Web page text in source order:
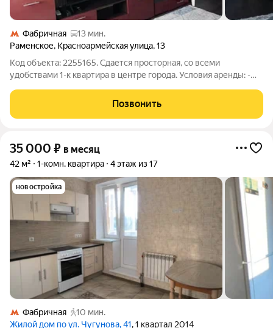
Фабричная
13 мин.
Раменское, Красноармейская улица,13
Код объекта: 2255165. Сдается просторная, со всеми
удобствами 1-к квартира в центре города. Условия аренды: -
сдавалась -Оплата 30. 000 рублей + вся КУ + залог
Позвонить
35 000 ₽ в месяц
42 м² 1-комн. квартира 4 этаж из 17
новостройка
Фабричная
10 мин.
Жилой дом по ул. Чугунова, 41, 1 квартал 2014